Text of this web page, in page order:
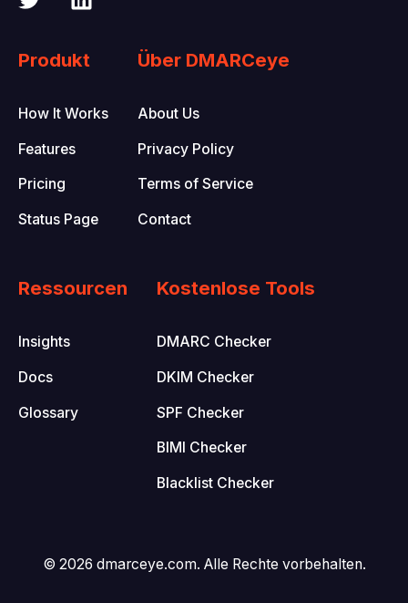
Produkt
How It Works
Features
Pricing
Status Page
Über DMARCeye
About Us
Privacy Policy
Terms of Service
Contact
Ressourcen
Insights
Docs
Glossary
Kostenlose Tools
DMARC Checker
DKIM Checker
SPF Checker
BIMI Checker
Blacklist Checker
© 2026 dmarceye.com. Alle Rechte vorbehalten.